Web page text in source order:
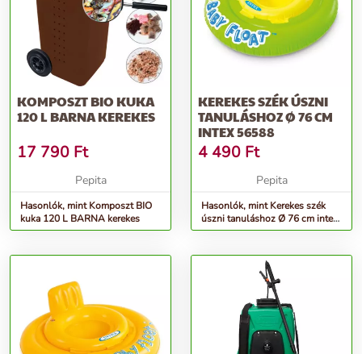
KOMPOSZT BIO KUKA
120 L BARNA KEREKES
17 790 Ft
Pepita
Hasonlók, mint Komposzt BIO
kuka 120 L BARNA kerekes
KEREKES SZÉK ÚSZNI
TANULÁSHOZ Ø 76 CM
INTEX 56588
4 490 Ft
Pepita
Hasonlók, mint Kerekes szék
úszni tanuláshoz Ø 76 cm intex
56588